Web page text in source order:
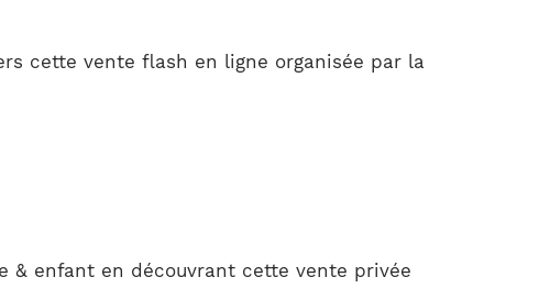
cette vente flash en ligne organisée par la
& enfant en découvrant cette vente privée